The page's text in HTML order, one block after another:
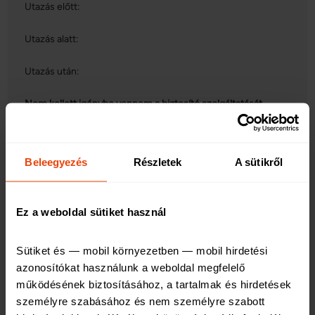
Beleegyezés Részletek A sütikről
Ez a weboldal sütiket használ
Sütiket és — mobil környezetben — mobil hirdetési
azonosítókat használunk a weboldal megfelelő
működésének biztosításához, a tartalmak és hirdetések
személyre szabásához és nem személyre szabott
Utazás előtt:
Utazás alatt:
Utazás után:
Nem kellett igénybe vennem a biztosító szolgáltatását.
5/5
Utazás előtt:
Villámgyorsan megvásárolható, megfelelő előzetes
inforációt kínáló biztosítást kötöttem